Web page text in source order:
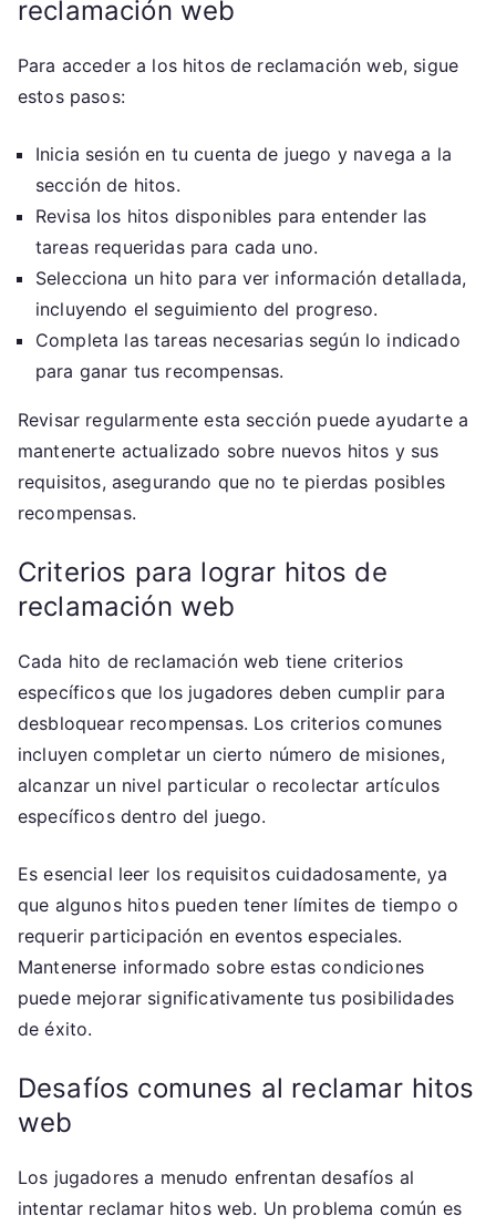
reclamación web
Para acceder a los hitos de reclamación web, sigue
estos pasos:
Inicia sesión en tu cuenta de juego y navega a la
sección de hitos.
Revisa los hitos disponibles para entender las
tareas requeridas para cada uno.
Selecciona un hito para ver información detallada,
incluyendo el seguimiento del progreso.
Completa las tareas necesarias según lo indicado
para ganar tus recompensas.
Revisar regularmente esta sección puede ayudarte a
mantenerte actualizado sobre nuevos hitos y sus
requisitos, asegurando que no te pierdas posibles
recompensas.
Criterios para lograr hitos de
reclamación web
Cada hito de reclamación web tiene criterios
específicos que los jugadores deben cumplir para
desbloquear recompensas. Los criterios comunes
incluyen completar un cierto número de misiones,
alcanzar un nivel particular o recolectar artículos
específicos dentro del juego.
Es esencial leer los requisitos cuidadosamente, ya
que algunos hitos pueden tener límites de tiempo o
requerir participación en eventos especiales.
Mantenerse informado sobre estas condiciones
puede mejorar significativamente tus posibilidades
de éxito.
Desafíos comunes al reclamar hitos
web
Los jugadores a menudo enfrentan desafíos al
intentar reclamar hitos web. Un problema común es